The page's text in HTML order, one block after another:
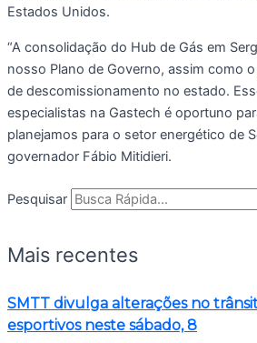
Estados Unidos.
“A consolidação do Hub de Gás em
nosso Plano de Governo, assim como
de descomissionamento no estado.
especialistas na Gastech é oportuno
planejamos para o setor energético de
governador Fábio Mitidieri.
Pesquisar
Mais recentes
SMTT divulga alterações no
esportivos neste sábado, 8